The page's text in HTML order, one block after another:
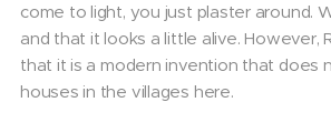
come to light, you just plaster around.
and that it looks a little alive. However,
that it is a modern invention that does
houses in the villages here.